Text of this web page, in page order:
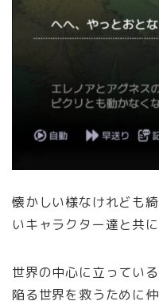
懐かしい様なけれども
いキャラクター達と共
世界の中心に立ってい
陥る世界を救うために